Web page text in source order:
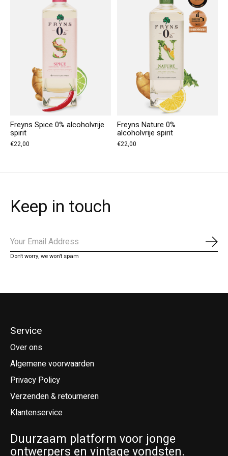
Freyns Spice 0% alcoholvrije
spirit
€22,00
Freyns Nature 0%
alcoholvrije spirit
€22,00
Keep in touch
Don’t worry, we won’t spam
Service
Over ons
Algemene voorwaarden
Privacy Policy
Verzenden & retourneren
Klantenservice
Duurzaam platform voor jonge
ontwerpers en vintage vondsten.